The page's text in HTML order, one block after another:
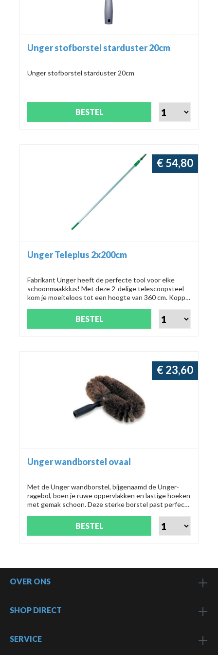
Unger stofborstel starduster 20cm
Unger stofborstel starduster 20cm
BESTEL
Unger Teleplus 2x200cm
Fabrikant Unger heeft de perfecte tool voor elke
schoonmaakklus! Met deze 2-delige telescoopsteel
kom je moeiteloos tot een hoogte van 360 cm. Koppel
€ 54,80
BESTEL
Unger wandborstel ovaal
Met de Unger wandborstel, bijgenaamd de Unger-
ragebol, boen je ruwe oppervlakken en lastige hoeken
met gemak schoon. Deze sterke borstel past perfect
onbereikbare plekjes. Een duurzame keuze voor elke
schoonmaakklus!
€ 23,60
BESTEL
OVER ONS
SHOP DIRECT
SERVICE